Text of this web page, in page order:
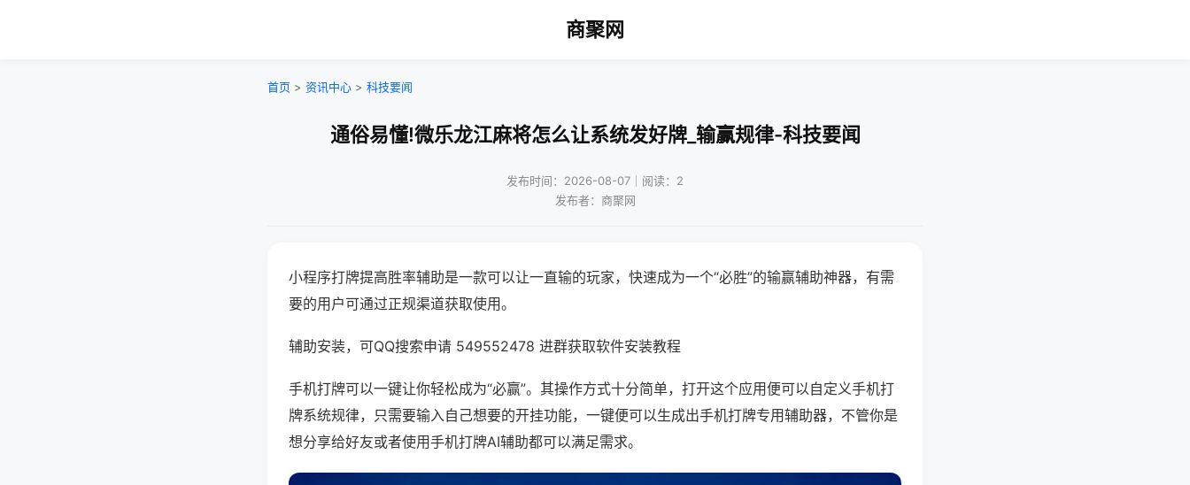
商聚网
首页 > 资讯中心 > 科技要闻
通俗易懂!微乐龙江麻将怎么让系统发好牌_输赢规律-科技要闻
发布时间：2026-08-07｜阅读：2
发布者：商聚网
小程序打牌提高胜率辅助是一款可以让一直输的玩家，快速成为一个“必胜”的输赢辅助神器，有需
要的用户可通过正规渠道获取使用。
辅助安装，可QQ搜索申请 549552478 进群获取软件安装教程
手机打牌可以一键让你轻松成为“必赢”。其操作方式十分简单，打开这个应用便可以自定义手机打
牌系统规律，只需要输入自己想要的开挂功能，一键便可以生成出手机打牌专用辅助器，不管你是
想分享给好友或者使用手机打牌AI辅助都可以满足需求。